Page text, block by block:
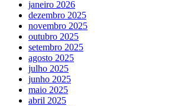
janeiro 2026
dezembro 2025
novembro 2025
outubro 2025
setembro 2025
agosto 2025
julho 2025
junho 2025
maio 2025
abril 2025